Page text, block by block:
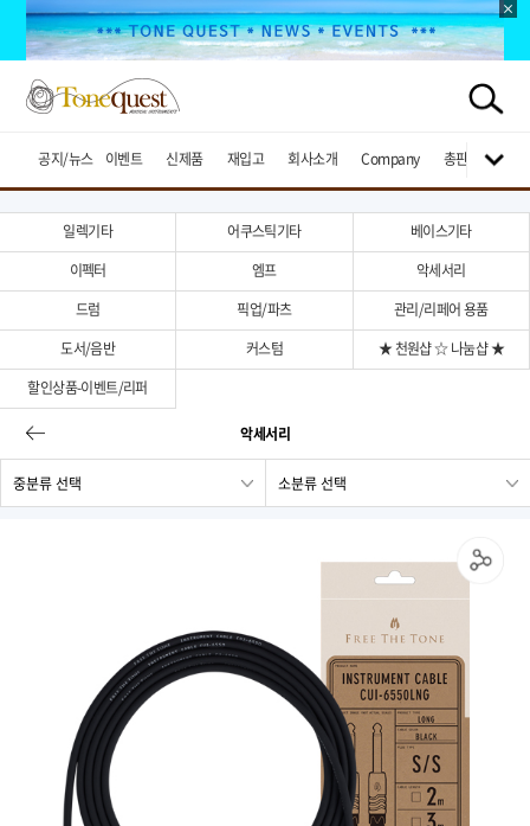
공지/뉴스 이벤트 신제품 재입고 회사소개 Company 총판브랜드
일렉기타 어쿠스틱기타
베이스기타
이펙터
엠프
악세서리
드럼
픽업/파츠
관리/리페어 용품
도서/음반
커스텀
★ 천원샵 ☆ 나눔샵 ★
할인상품-이벤트/리퍼
악세서리